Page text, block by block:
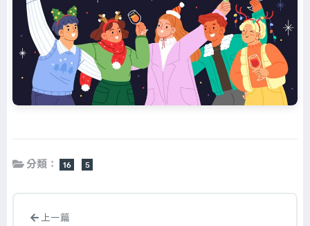
分類： 16 5
上一篇